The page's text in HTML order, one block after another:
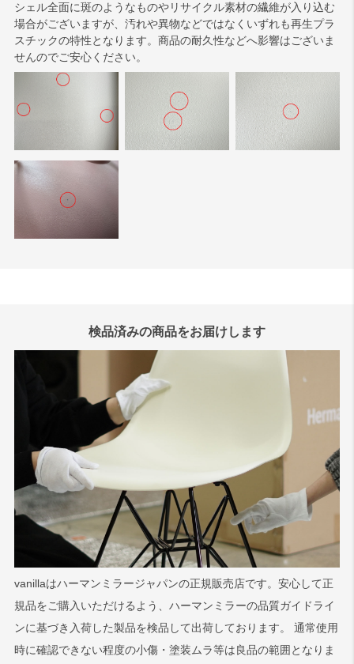
シェル全面に斑のようなものやリサイクル素材の繊維が入り込む
場合がございますが、汚れや異物などではなくいずれも再生プラ
スチックの特性となります。商品の耐久性などへ影響はございま
せんのでご安心ください。
検品済みの商品をお届けします
vanillaはハーマンミラージャパンの正規販売店です。安心して正
規品をご購入いただけるよう、ハーマンミラーの品質ガイドライ
ンに基づき入荷した製品を検品して出荷しております。 通常使用
時に確認できない程度の小傷・塗装ムラ等は良品の範囲となりま